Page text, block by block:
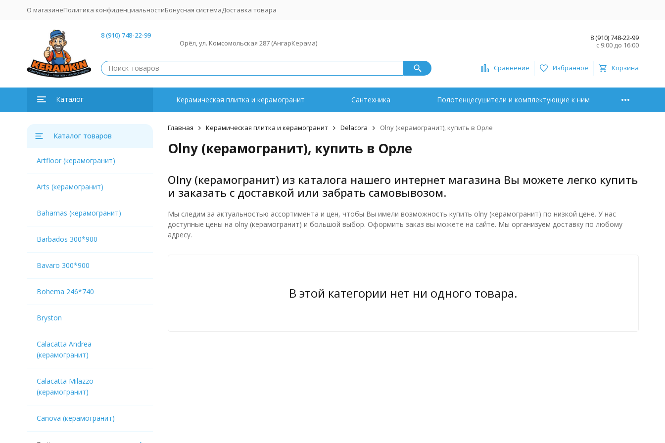
О магазинеПолитика конфиденциальностиБонусная системаДоставка товара
8 (910) 748-22-99
Орёл, ул. Комсомольская 287 (АнгарКерама)
8 (910) 748-22-99
с 9:00 до 16:00
Сравнение Избранное Корзина
Каталог Керамическая плитка и керамогранит Сантехника Полотенцесушители и комплектующие к ним
Главная Керамическая плитка и керамогранит Delacora Olny (керамогранит), купить в Орле
Olny (керамогранит), купить в Орле
Olny (керамогранит) из каталога нашего интернет магазина Вы можете легко купить
и заказать с доставкой или забрать самовывозом.
Мы следим за актуальностью ассортимента и цен, чтобы Вы имели возможность купить olny (керамогранит) по низкой цене. У нас
доступные цены на olny (керамогранит) и большой выбор. Оформить заказ вы можете на сайте. Мы организуем доставку по любому
адресу.
В этой категории нет ни одного товара.
Каталог товаров
Artfloor (керамогранит)
Arts (керамогранит)
Bahamas (керамогранит)
Barbados 300*900
Bavaro 300*900
Bohema 246*740
Bryston
Calacatta Andrea
(керамогранит)
Calacatta Milazzo
(керамогранит)
Canova (керамогранит)